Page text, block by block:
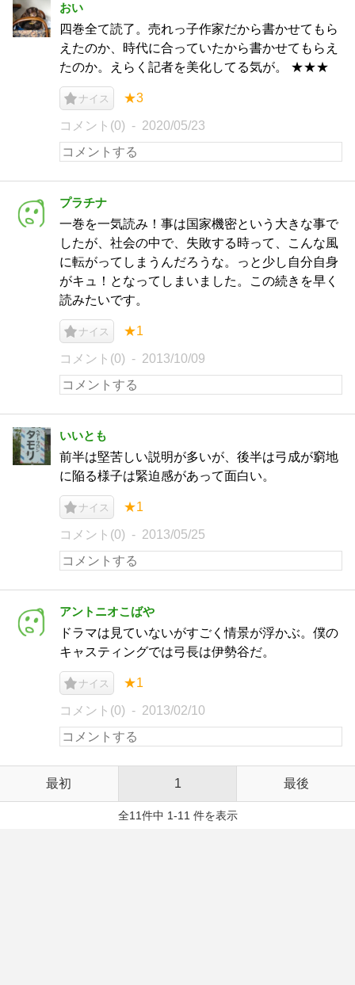
おい
四巻全て読了。売れっ子作家だから書かせてもら
えたのか、時代に合っていたから書かせてもらえ
たのか。えらく記者を美化してる気が。 ★★★
ナイス ★3
コメント(0) 2020/05/23
プラチナ
一巻を一気読み！事は国家機密という大きな事で
したが、社会の中で、失敗する時って、こんな風
に転がってしまうんだろうな。っと少し自分自身
がキュ！となってしまいました。この続きを早く
読みたいです。
ナイス ★1
コメント(0) 2013/10/09
いいとも
前半は堅苦しい説明が多いが、後半は弓成が窮地
に陥る様子は緊迫感があって面白い。
ナイス ★1
コメント(0) 2013/05/25
アントニオこばや
ドラマは見ていないがすごく情景が浮かぶ。僕の
キャスティングでは弓長は伊勢谷だ。
ナイス ★1
コメント(0) 2013/02/10
最初 1 最後
全11件中 1-11 件を表示